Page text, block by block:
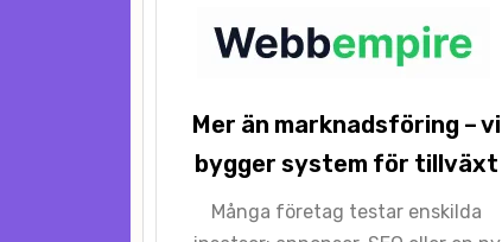
Mer än marknadsföring – vi
bygger system för tillväxt
Många företag testar enskilda